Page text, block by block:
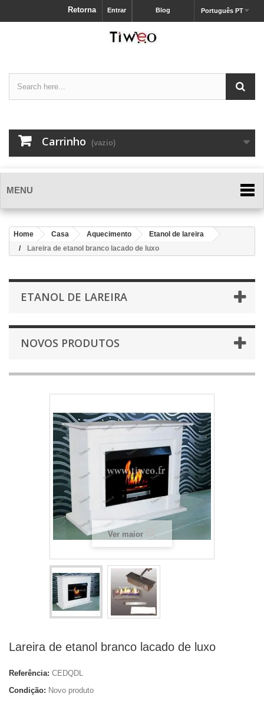
Português PT
Blog
Entrar
Retorna
Carrinho (vazio)
MENU
Home Casa Aquecimento
Etanol de lareira
Lareira de etanol branco lacado de luxo
ETANOL DE LAREIRA
NOVOS PRODUTOS
Ver maior
Lareira de etanol branco lacado de luxo
Referência: CEDQDL
Condição: Novo produto